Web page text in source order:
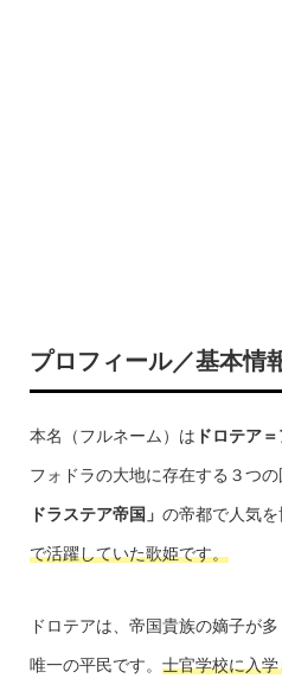
プロフィール／基本情
本名（フルネーム）は ドロテア
フォドラの大地に存在する３つ
ドラステア帝国」 の帝都で人気を
で活躍していた歌姫です。
ドロテアは、帝国貴族の嫡子が
唯一の平民です。 士官学校に入